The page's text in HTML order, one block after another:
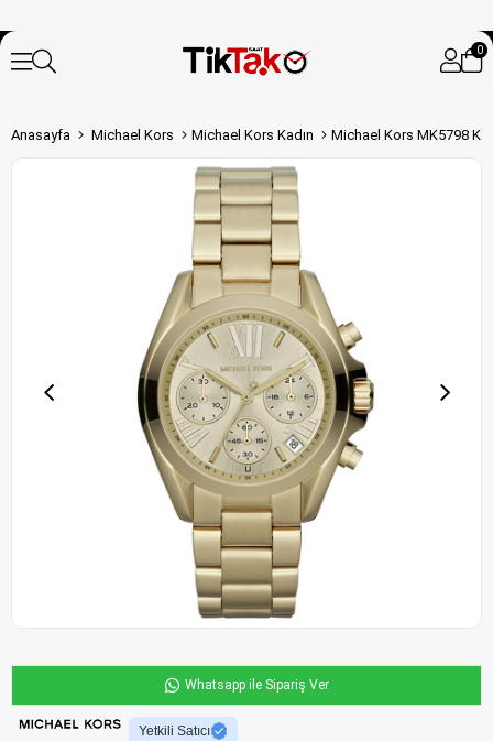
0
Anasayfa Michael Kors Michael Kors Kadın Michael Kors MK5798
Whatsapp ile Sipariş Ver
Yetkili Satıcı